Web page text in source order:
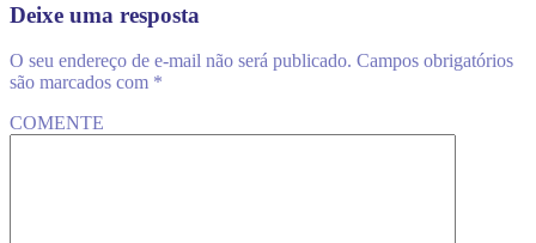
Deixe uma resposta
O seu endereço de e-mail não será publicado. Campos obrigatórios
são marcados com *
COMENTE